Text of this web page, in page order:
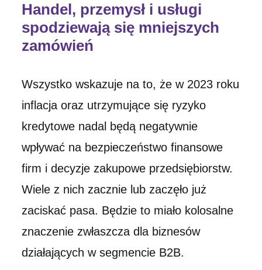
Handel, przemysł i usługi
spodziewają się mniejszych
zamówień
Wszystko wskazuje na to, że w 2023 roku
inflacja oraz utrzymujące się ryzyko
kredytowe nadal będą negatywnie
wpływać na bezpieczeństwo finansowe
firm i decyzje zakupowe przedsiębiorstw.
Wiele z nich zacznie lub zaczęło już
zaciskać pasa. Będzie to miało kolosalne
znaczenie zwłaszcza dla biznesów
działających w segmencie B2B.